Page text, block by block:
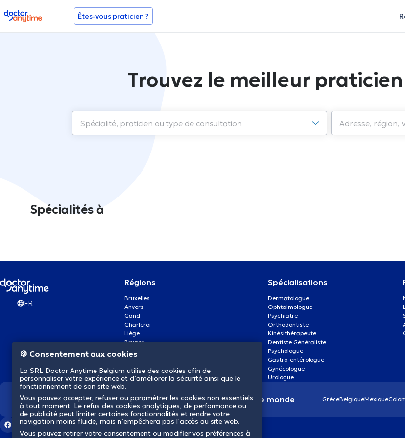
doctoranytime Êtes-vous praticien ?
Trouvez le meilleur
Spécialités à
FR
Régions
Bruxelles
Anvers
Gand
Charleroi
Liège
Bruges
Namur
Mons
Aalst Flandre-Orientale
Spécialisations
Dermatologue
Ophtalmologue
Psychiatre
Orthodontiste
Kinésithérapeute
Dentiste Généraliste
Psychologue
Gastro-entérologue
Gynécologue
Urologue
Nous révolutionnons la santé dans le monde GrèceBelgiqueMexique
🍪 Consentement aux cookies
La SRL Doctor Anytime Belgium utilise des cookies afin de
personnaliser votre expérience et d’améliorer la sécurité ainsi que le
fonctionnement de son site web.
Vous pouvez accepter, refuser ou paramétrer les cookies non essentiels
à tout moment. Le refus des cookies analytiques, de performance ou
de publicité peut limiter certaines fonctionnalités et rendre votre
navigation moins fluide, mais n’empêchera pas l’accès au site web.
Vous pouvez retirer votre consentement ou modifier vos préférences à